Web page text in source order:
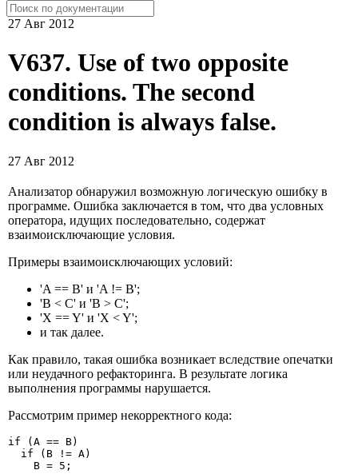
27 Авг 2012
V637. Use of two opposite
conditions. The second
condition is always false.
27 Авг 2012
Анализатор обнаружил возможную логическую ошибку в
программе. Ошибка заключается в том, что два условных
оператора, идущих последовательно, содержат
взаимоисключающие условия.
Примеры взаимоисключающих условий:
'A == B' и 'A != B';
'B < C' и 'B > C';
'X == Y' и 'X < Y';
и так далее.
Как правило, такая ошибка возникает вследствие опечатки
или неудачного рефакторинга. В результате логика
выполнения программы нарушается.
Рассмотрим пример некорректного кода:
if (A == B)
  if (B != A)
    B = 5;